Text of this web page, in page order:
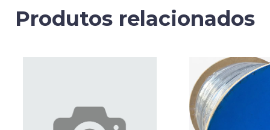
Produtos relacionados